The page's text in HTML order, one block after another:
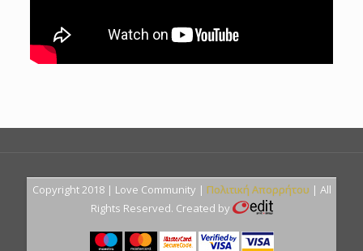
Copyright 2018 | Love Community | Πολιτική Απορρήτου | All
Rights Reserved. Created by